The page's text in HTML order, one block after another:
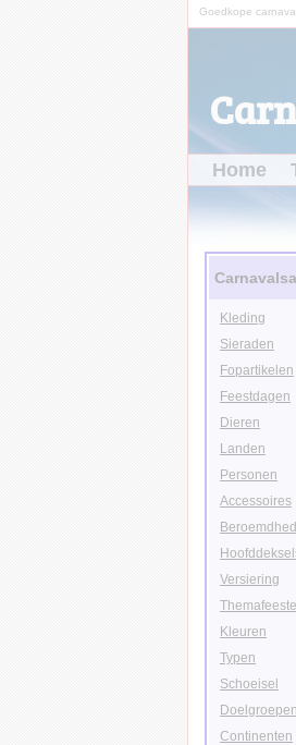
Goedkope
Home
Kleding
Sieraden
Fopartikelen
Feestdagen
Dieren
Landen
Personen
Accessoires
Versiering
Kleuren
Typen
Schoeisel
Doelgroepen
Continenten